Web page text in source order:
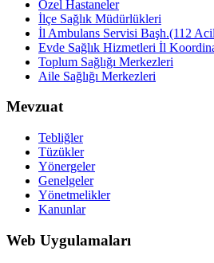
Özel Hastaneler
İlçe Sağlık Müdürlükleri
İl Ambulans Servisi Başh.(112
Evde Sağlık Hizmetleri İl
Toplum Sağlığı Merkezleri
Aile Sağlığı Merkezleri
Mevzuat
Tebliğler
Tüzükler
Yönergeler
Genelgeler
Yönetmelikler
Kanunlar
Web Uygulamaları